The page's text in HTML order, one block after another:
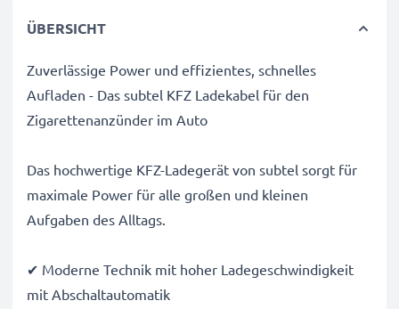
ÜBERSICHT
Zuverlässige Power und effizientes, schnelles
Aufladen - Das subtel KFZ Ladekabel für den
Zigarettenanzünder im Auto
Das hochwertige KFZ-Ladegerät von subtel sorgt für
maximale Power für alle großen und kleinen
Aufgaben des Alltags.
✔ Moderne Technik mit hoher Ladegeschwindigkeit
mit Abschaltautomatik